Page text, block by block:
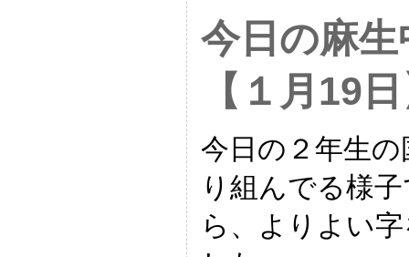
今日の麻
【１月19
今日の２年生
り組んでる様
ら、よりよい